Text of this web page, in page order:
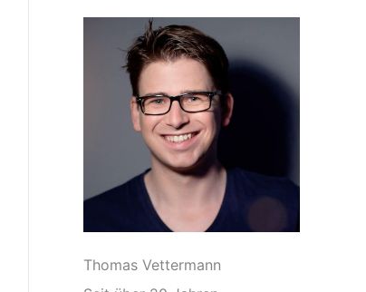
Thomas Vettermann